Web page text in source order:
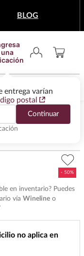
BLOG
una
entrega varían
postal
Continuar
$264.
$529.00
en inventario? Puedes
vía Wineline o
no aplica en